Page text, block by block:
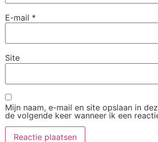
E-mail *
Site
Mijn naam, e-mail en site opslaan in
de volgende keer wanneer ik een